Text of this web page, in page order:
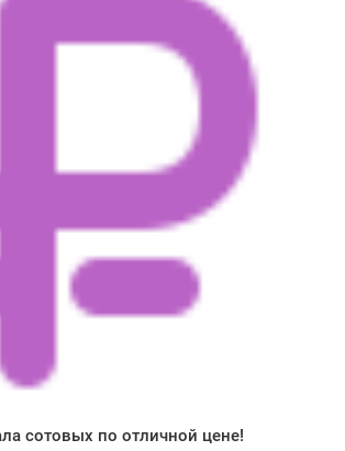
сотовых по отличной цене!